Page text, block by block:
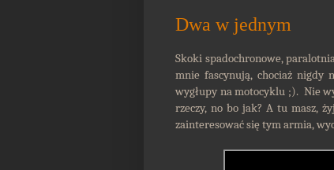
Dwa w jednym
Skoki spadochronowe,
mnie fascynują, chociaż nigdy
wygłupy na motocyklu ;). Nie
rzeczy, no bo jak? A tu masz,
zainteresować się tym armia,